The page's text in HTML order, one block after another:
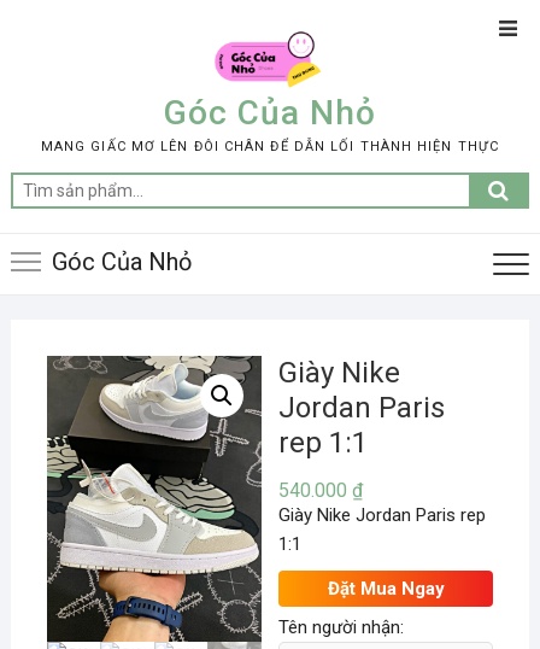
Góc Của Nhỏ
MANG GIẤC MƠ LÊN ĐÔI CHÂN ĐỂ DẪN LỐI THÀNH HIỆN THỰC
Tìm
kiếm:
Góc Của Nhỏ
Giày Nike
Jordan Paris
rep 1:1
540.000₫
Giày Nike Jordan Paris rep
1:1
Đặt Mua Ngay
Tên người nhận: